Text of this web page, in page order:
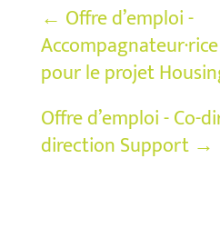
← Offre d’emploi -
pour le projet
Offre d’emploi - Co-
direction Support→